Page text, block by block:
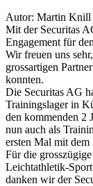
Autor: Martin Knill
Mit der Securitas
Engagement für
Wir freuen uns
grossartigen
konnten.
Die Securitas AG
Trainingslager in
den kommenden 2
nun auch als
ersten Mal mit
Für die
Leichtathletik-
danken wir der